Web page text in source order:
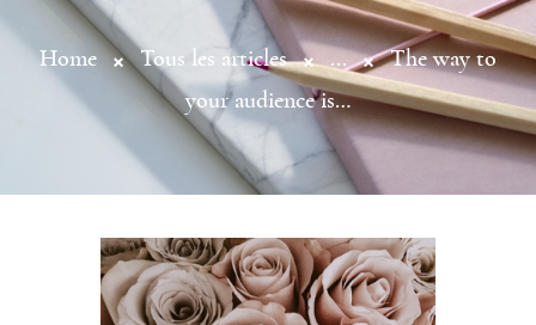
Home Tous les articles ...
The way to
your audience is…